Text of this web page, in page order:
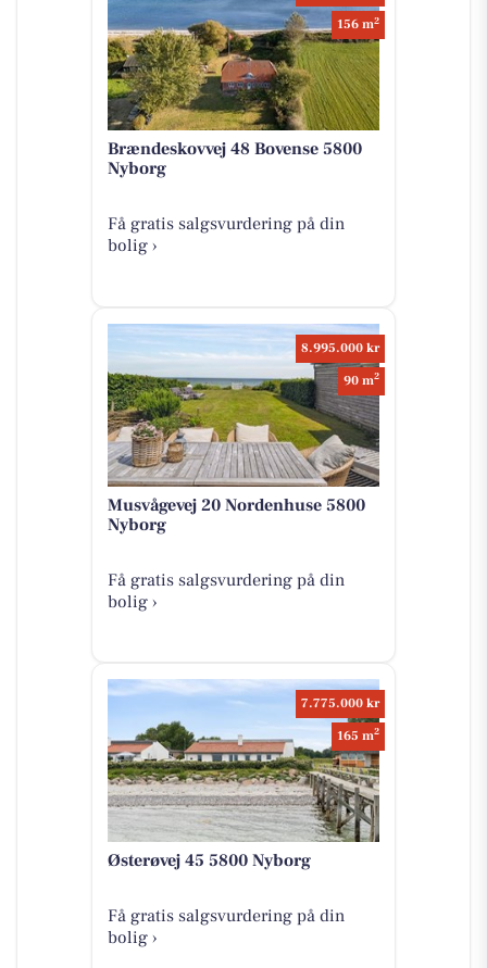
156 m2
Brændeskovvej 48 Bovense 5800
Nyborg
Få gratis salgsvurdering på din
bolig ›
8.995.000 kr
90 m2
Musvågevej 20 Nordenhuse 5800
Nyborg
Få gratis salgsvurdering på din
bolig ›
7.775.000 kr
165 m2
Østerøvej 45 5800 Nyborg
Få gratis salgsvurdering på din
bolig ›